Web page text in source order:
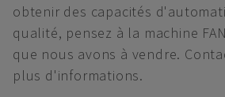
obtenir des capacités
qualité, pensez à la machine
que nous avons à vendre.
plus d'informations.